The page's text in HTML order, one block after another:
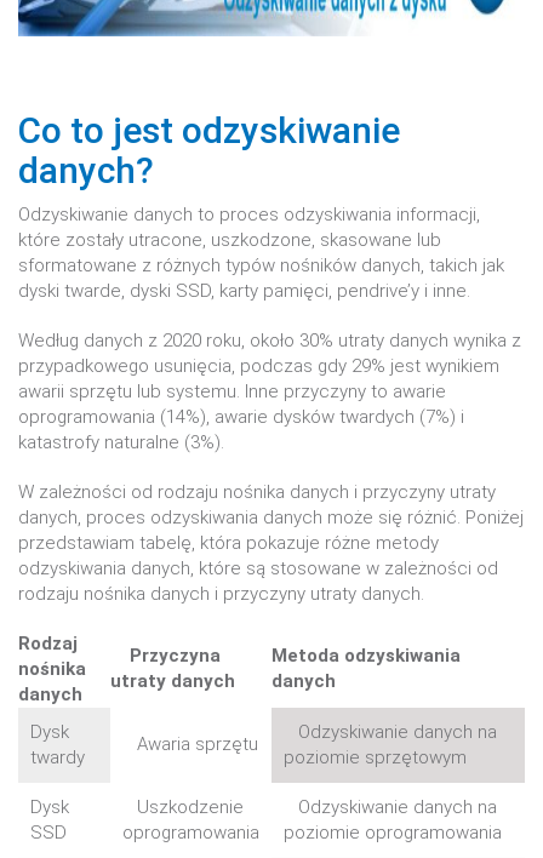
Co to jest odzyskiwanie
danych?
Odzyskiwanie danych to proces odzyskiwania informacji,
które zostały utracone, uszkodzone, skasowane lub
sformatowane z różnych typów nośników danych, takich jak
dyski twarde, dyski SSD, karty pamięci, pendrive’y i inne.
Według danych z 2020 roku, około 30% utraty danych wynika z
przypadkowego usunięcia, podczas gdy 29% jest wynikiem
awarii sprzętu lub systemu. Inne przyczyny to awarie
oprogramowania (14%), awarie dysków twardych (7%) i
katastrofy naturalne (3%).
W zależności od rodzaju nośnika danych i przyczyny utraty
danych, proces odzyskiwania danych może się różnić. Poniżej
przedstawiam tabelę, która pokazuje różne metody
odzyskiwania danych, które są stosowane w zależności od
rodzaju nośnika danych i przyczyny utraty danych.
Rodzaj
nośnika
danych
Przyczyna
utraty danych
Metoda odzyskiwania
danych
Dysk
twardy
Awaria sprzętu
Odzyskiwanie danych na
poziomie sprzętowym
Dysk
SSD
Uszkodzenie
oprogramowania
Odzyskiwanie danych na
poziomie oprogramowania